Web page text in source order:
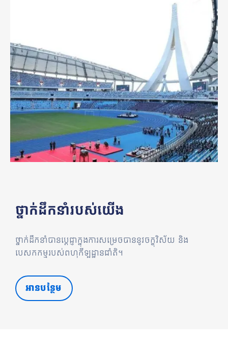
ថ្នាក់ដឹកនាំរបស់យើង
ថ្នាក់ដឹកនាំបានប្តេជ្ញាក្នុងការសម្រេចបាននូវចក្ខុវិស័យ និង
បេសកកម្មរបស់ពហុកីឡដ្ឋានជាំតិ។
អានបន្ថែម